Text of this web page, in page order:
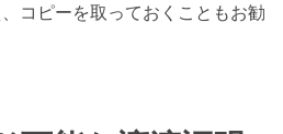
コピーを取っておくこともお勧